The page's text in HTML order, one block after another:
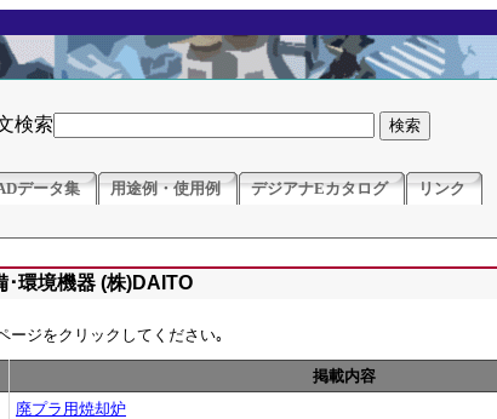
検索
データ集 用途例・使用例 デジアナEカタログ
リンク
･環境機器 (株)DAITO
ージをクリックしてください｡
掲載内容
廃プラ用焼却炉